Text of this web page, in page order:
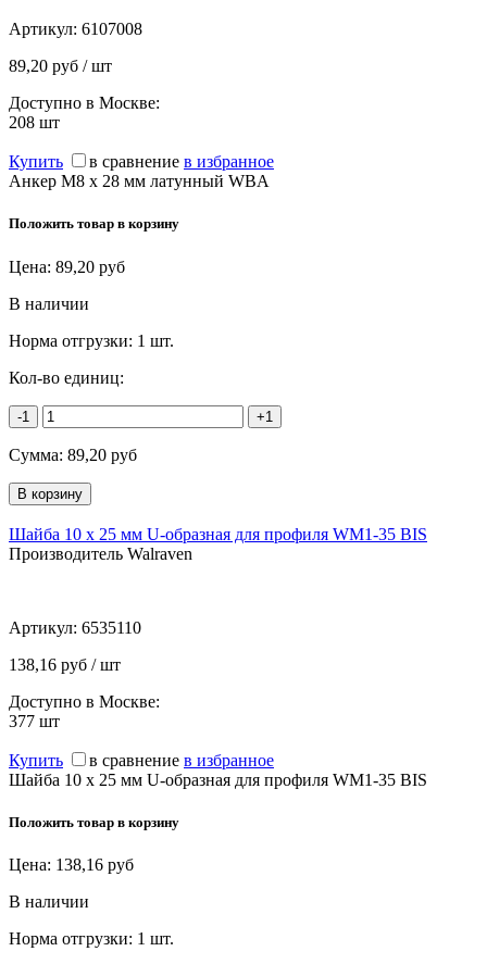
Артикул: 6107008
89,20 руб / шт
Доступно в Москве:
208 шт
Купить в сравнение в избранное
Анкер М8 х 28 мм латунный WBA
Положить товар в корзину
Цена: 89,20 руб
В наличии
Норма отгрузки: 1 шт.
Кол-во единиц:
-1 +1
Сумма: 89,20 руб
Шайба 10 х 25 мм U-образная для профиля WM1-35 BIS
Производитель Walraven
Артикул: 6535110
138,16 руб / шт
Доступно в Москве:
377 шт
Купить в сравнение в избранное
Шайба 10 х 25 мм U-образная для профиля WM1-35 BIS
Положить товар в корзину
Цена: 138,16 руб
В наличии
Норма отгрузки: 1 шт.